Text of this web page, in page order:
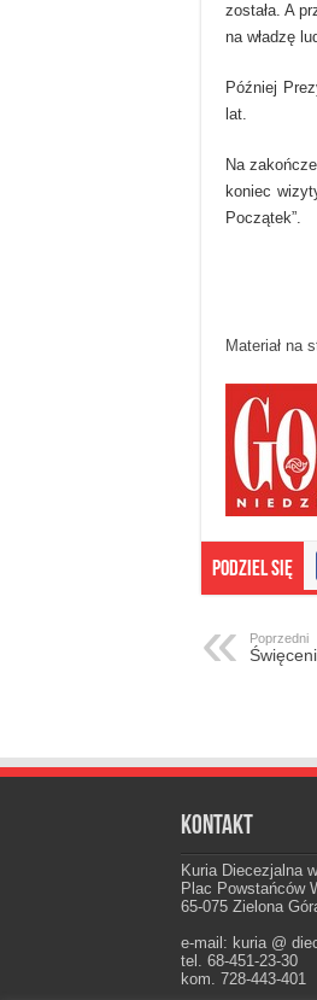
została. A
na władzę
Później
lat.
Na
koniec
Początek”.
Materiał na
Podziel się
Poprzedni
Kontakt
Kuria Diecezjalna
Plac Powstańców
65-075 Zielona
e-mail: kuria @
tel. 68-451-23-30
kom. 728-443-401